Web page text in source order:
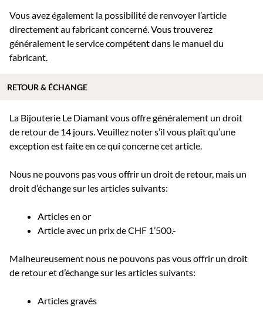
Vous avez également la possibilité de renvoyer l’article
directement au fabricant concerné. Vous trouverez
généralement le service compétent dans le manuel du
fabricant.
La Bijouterie Le Diamant vous offre généralement un droit
de retour de 14 jours. Veuillez noter s’il vous plaît qu’une
exception est faite en ce qui concerne cet article.
Nous ne pouvons pas vous offrir un droit de retour, mais un
droit d’échange sur les articles suivants:
Articles en or
Article avec un prix de CHF 1’500.-
Malheureusement nous ne pouvons pas vous offrir un droit
de retour et d’échange sur les articles suivants:
Articles gravés
RETOUR & ÉCHANGE